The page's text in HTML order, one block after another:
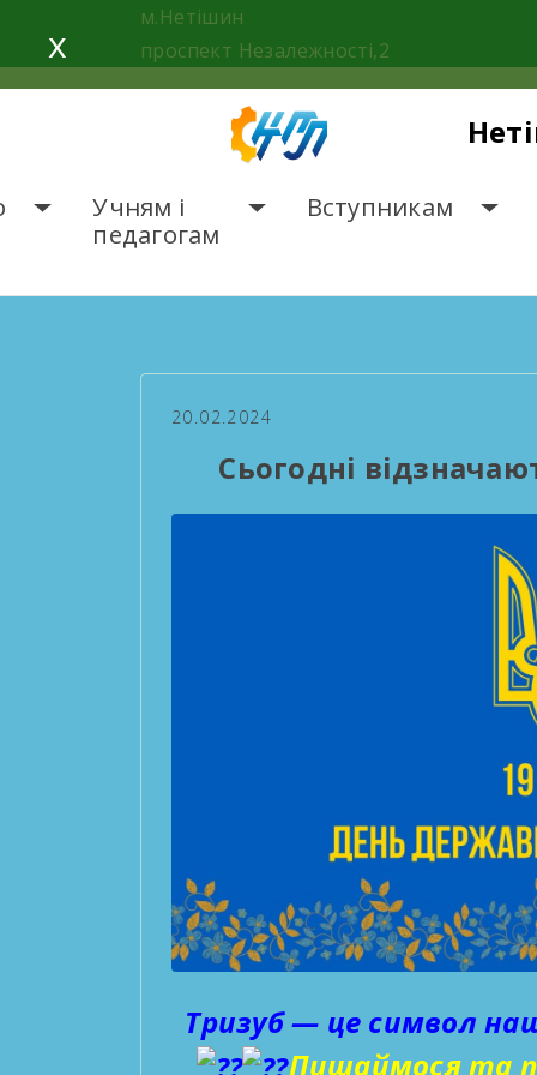
content
м.Нетішин
проспект Незалежності,2
Учням і
педагогам
Вступникам
20.02.2024
Сьогодні
Тризуб — це символ
Пишаймося та
x